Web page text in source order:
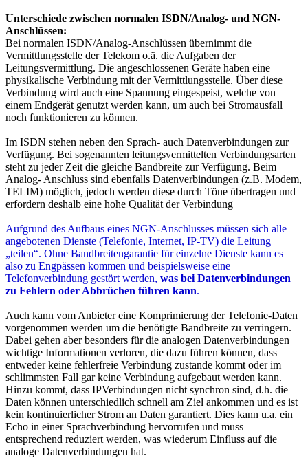
Unterschiede zwischen normalen ISDN/Analog- und NGN-
Anschlüssen:
Bei normalen ISDN/Analog-Anschlüssen übernimmt die
Vermittlungsstelle der Telekom o.ä. die Aufgaben der
Leitungsvermittlung. Die angeschlossenen Geräte haben eine
physikalische Verbindung mit der Vermittlungsstelle. Über diese
Verbindung wird auch eine Spannung eingespeist, welche von
einem Endgerät genutzt werden kann, um auch bei Stromausfall
noch funktionieren zu können.
Im ISDN stehen neben den Sprach- auch Datenverbindungen zur
Verfügung. Bei sogenannten leitungsvermittelten Verbindungsarten
steht zu jeder Zeit die gleiche Bandbreite zur Verfügung. Beim
Analog- Anschluss sind ebenfalls Datenverbindungen (z.B. Modem,
TELIM) möglich, jedoch werden diese durch Töne übertragen und
erfordern deshalb eine hohe Qualität der Verbindung
Aufgrund des Aufbaus eines NGN-Anschlusses müssen sich alle
angebotenen Dienste (Telefonie, Internet, IP-TV) die Leitung
„teilen“. Ohne Bandbreitengarantie für einzelne Dienste kann es
also zu Engpässen kommen und beispielsweise eine
Telefonverbindung gestört werden, was bei Datenverbindungen
zu Fehlern oder Abbrüchen führen kann.
Auch kann vom Anbieter eine Komprimierung der Telefonie-Daten
vorgenommen werden um die benötigte Bandbreite zu verringern.
Dabei gehen aber besonders für die analogen Datenverbindungen
wichtige Informationen verloren, die dazu führen können, dass
entweder keine fehlerfreie Verbindung zustande kommt oder im
schlimmsten Fall gar keine Verbindung aufgebaut werden kann.
Hinzu kommt, dass IPVerbindungen nicht synchron sind, d.h. die
Daten können unterschiedlich schnell am Ziel ankommen und es ist
kein kontinuierlicher Strom an Daten garantiert. Dies kann u.a. ein
Echo in einer Sprachverbindung hervorrufen und muss
entsprechend reduziert werden, was wiederum Einfluss auf die
analoge Datenverbindungen hat.